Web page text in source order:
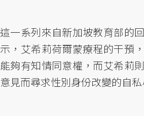
這一系列來自新加坡教育部的
示，艾希莉荷爾蒙療程的干預
能夠有知情同意權，而艾希莉
意見而尋求性別身份改變的自私